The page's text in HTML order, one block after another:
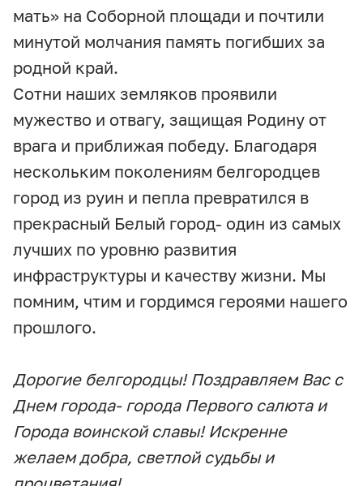
мать» на Соборной площади и почтили
минутой молчания память погибших за
родной край.
Сотни наших земляков проявили
мужество и отвагу, защищая Родину от
врага и приближая победу. Благодаря
нескольким поколениям белгородцев
город из руин и пепла превратился в
прекрасный Белый город- один из самых
лучших по уровню развития
инфраструктуры и качеству жизни. Мы
помним, чтим и гордимся героями нашего
прошлого.
Дорогие белгородцы! Поздравляем Вас с
Днем города- города Первого салюта и
Города воинской славы! Искренне
желаем добра, светлой судьбы и